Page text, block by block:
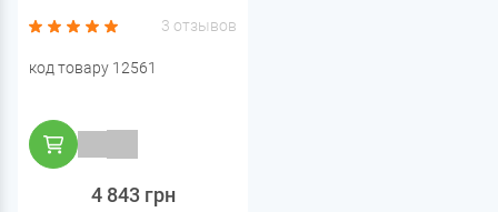
3 отзывов
код товару 12561
4 843 грн